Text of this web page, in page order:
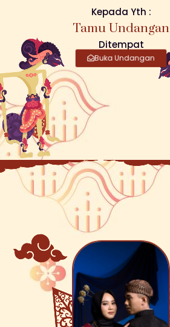
Kepada Yth :
Tamu Undangan
Ditempat
Buka Undangan